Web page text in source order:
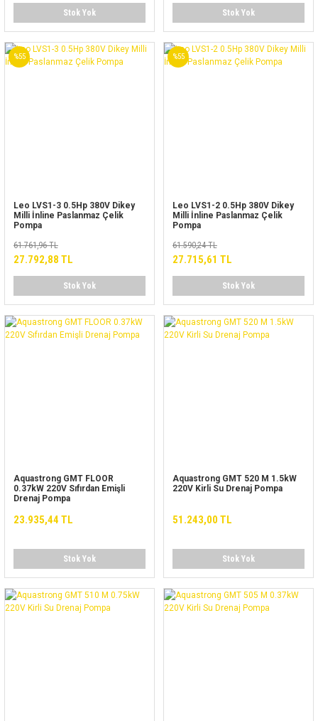
Stok Yok Stok Yok
%55
Leo LVS1-3 0.5Hp 380V Dikey
Milli İnline Paslanmaz Çelik
Pompa
61.761,96 TL
27.792,88 TL
Stok Yok
%55
Leo LVS1-2 0.5Hp 380V Dikey
Milli İnline Paslanmaz Çelik
Pompa
61.590,24 TL
27.715,61 TL
Stok Yok
Aquastrong GMT FLOOR
0.37kW 220V Sıfırdan Emişli
Drenaj Pompa
23.935,44 TL
Stok Yok
Aquastrong GMT 520 M 1.5kW
220V Kirli Su Drenaj Pompa
51.243,00 TL
Stok Yok